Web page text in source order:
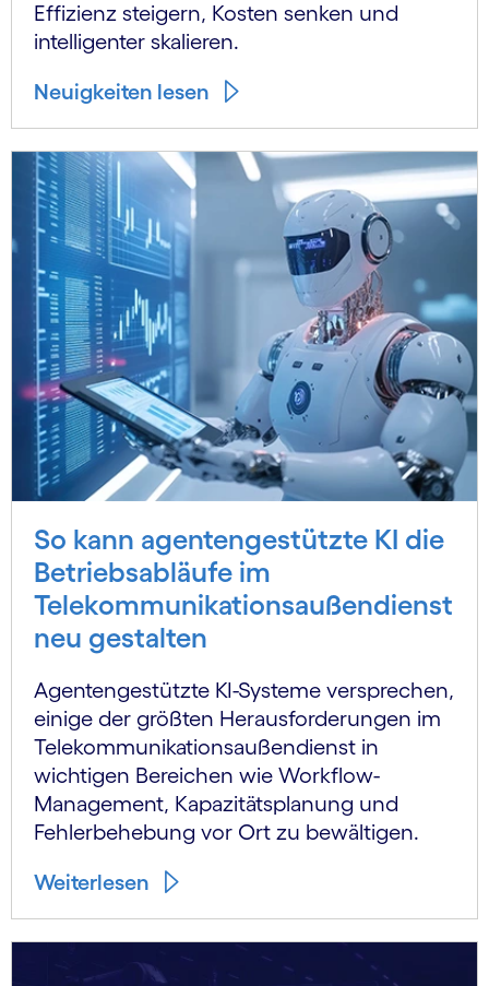
Effizienz steigern, Kosten senken und
intelligenter skalieren.
Neuigkeiten lesen
So kann agentengestützte KI die
Betriebsabläufe im
Telekommunikationsaußendienst
neu gestalten
Agentengestützte KI-Systeme versprechen,
einige der größten Herausforderungen im
Telekommunikationsaußendienst in
wichtigen Bereichen wie Workflow-
Management, Kapazitätsplanung und
Fehlerbehebung vor Ort zu bewältigen.
Weiterlesen